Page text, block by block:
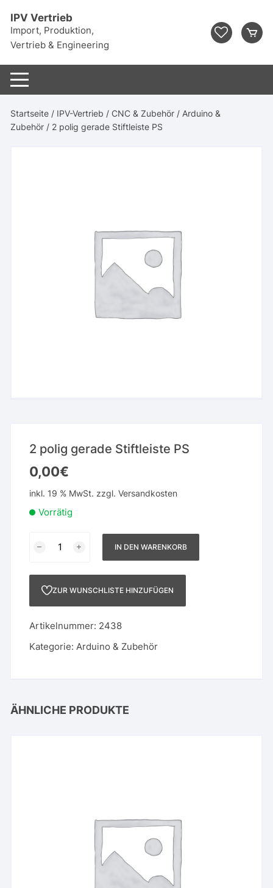
Inhalt
springen
IPV Vertrieb
Import, Produktion,
Vertrieb & Engineering
Startseite / IPV-Vertrieb / CNC & Zubehör / Arduino &
Zubehör / 2 polig gerade Stiftleiste PS
2 polig gerade Stiftleiste PS
0,00€
inkl. 19 % MwSt. zzgl.Versandkosten
Vorrätig
IN DEN WARENKORB
ZUR WUNSCHLISTE HINZUFÜGEN
Artikelnummer: 2438
Kategorie: Arduino & Zubehör
ÄHNLICHE PRODUKTE